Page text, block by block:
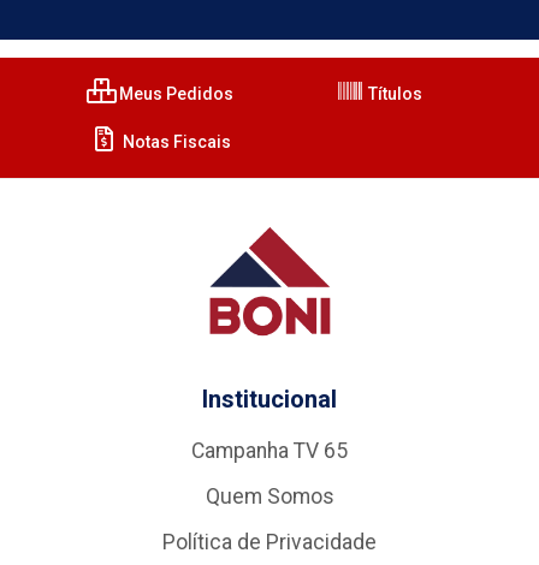
Meus Pedidos Títulos
Notas Fiscais
Institucional
Campanha TV 65
Quem Somos
Política de Privacidade